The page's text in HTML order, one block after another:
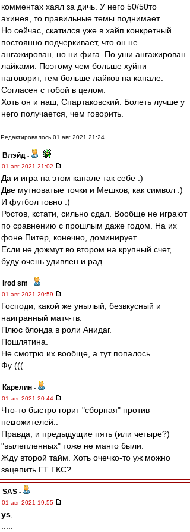
комментах хаял за дичь. У него 50/50то
ахинея, то правильные темы поднимает.
Но сейчас, скатился уже в хайп конкретный.
постоянно подчеркивает, что он не
ангажирован, но ни фига. По уши ангажирован
лайками. Поэтому чем больше хуйни
наговорит, тем больше лайков на канале.
Согласен с тобой в целом.
Хоть он и наш, Спартаковский. Болеть лучше у
него получается, чем говорить.
Редактировалось 01 авг 2021 21:24
Влэйд -
01 авг 2021 21:02
Да и игра на этом канале так себе :)
Две мутноватые точки и Мешков, как символ :)
И футбол говно :)
Ростов, кстати, сильно сдал. Вообще не играют
по сравнению с прошлым даже годом. На их
фоне Питер, конечно, доминирует.
Если не дожмут во втором на крупный счет,
буду очень удивлен и рад.
irod sm -
01 авг 2021 20:59
Господи, какой же унылый, безвкусный и
наигранный матч-тв.
Плюс блонда в роли Анидаг.
Пошлятина.
Не смотрю их вообще, а тут попалось.
Фу (((
Карелин -
01 авг 2021 20:44
Что-то быстро горит "сборная" против
невожителей..
Правда, и предыдущие пять (или четыре?)
"вылепленных" тоже не манго были.
Жду второй тайм. Хоть очечко-то уж можно
зацепить ГТ ГКС?
SAS -
01 авг 2021 19:55
ys